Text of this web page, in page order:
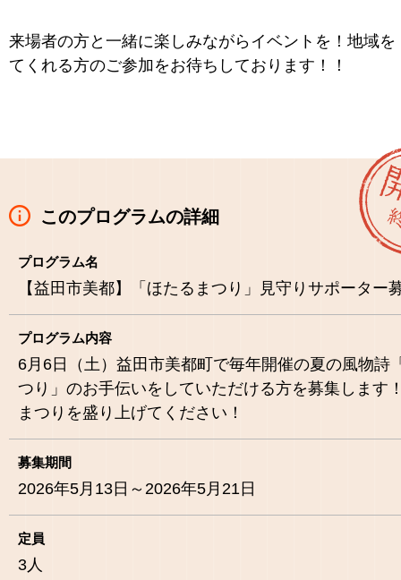
来場者の方と一緒に楽しみながらイベントを！地域を
てくれる方のご参加をお待ちしております！！
このプログラムの詳細
プログラム名
【益田市美都】「ほたるまつり」見守りサポーター
プログラム内容
6月6日（土）益田市美都町で毎年開催の夏の風物詩
つり」のお手伝いをしていただける方を募集します
まつりを盛り上げてください！
募集期間
2026年5月13日～2026年5月21日
定員
3 人